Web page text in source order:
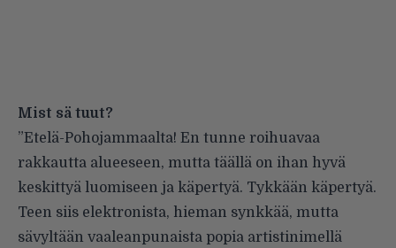
Mist sä tuut?
”Etelä-Pohojammaalta! En tunne roihuavaa
rakkautta alueeseen, mutta täällä on ihan hyvä
keskittyä luomiseen ja käpertyä. Tykkään käpertyä.
Teen siis elektronista, hieman synkkää, mutta
sävyltään vaaleanpunaista popia artistinimellä